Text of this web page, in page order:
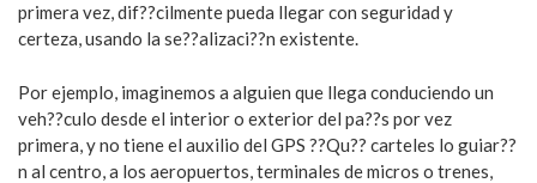
primera vez, dif??cilmente pueda llegar con seguridad y
certeza, usando la se??alizaci??n existente.
Por ejemplo, imaginemos a alguien que llega conduciendo un
veh??culo desde el interior o exterior del pa??s por vez
primera, y no tiene el auxilio del GPS ??Qu?? carteles lo guiar??
n al centro, a los aeropuertos, terminales de micros o trenes,